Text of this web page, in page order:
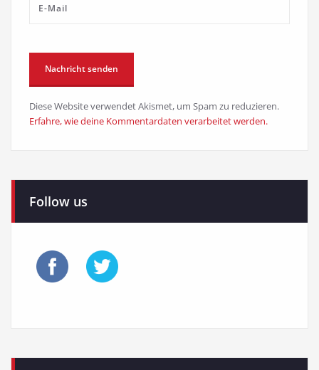
Diese Website verwendet Akismet, um Spam zu reduzieren.
Erfahre, wie deine Kommentardaten verarbeitet werden.
Follow us